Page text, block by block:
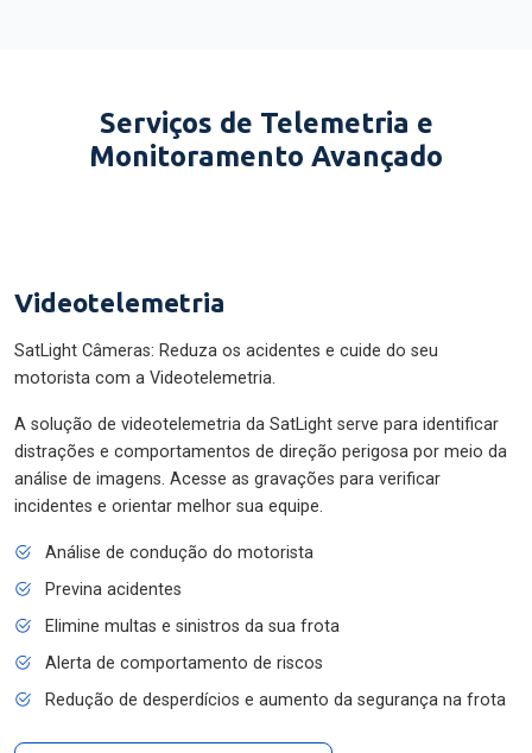
Serviços de Telemetria e
Monitoramento Avançado
Videotelemetria
SatLight Câmeras: Reduza os acidentes e cuide do seu
motorista com a Videotelemetria.
A solução de videotelemetria da SatLight serve para identificar
distrações e comportamentos de direção perigosa por meio da
análise de imagens. Acesse as gravações para verificar
incidentes e orientar melhor sua equipe.
Análise de condução do motorista
Previna acidentes
Elimine multas e sinistros da sua frota
Alerta de comportamento de riscos
Redução de desperdícios e aumento da segurança na frota